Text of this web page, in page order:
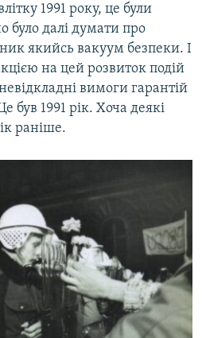
1991 року, це були
було далі думати про
якийсь вакуум безпеки. І
на цей розвиток подій
вимоги гарантій
був 1991 рік. Хоча деякі
раніше.